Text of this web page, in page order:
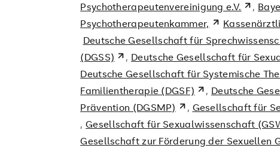
Psychotherapeutenvereinigung e.V.
,
Psychotherapeutenkammer,
Deutsche Gesellschaft für
(DGSS)
, Deutsche Gesellschaft für
Deutsche Gesellschaft für Systemische
Familientherapie (DGSF)
, Deutsche
Prävention (DGSMP)
, Gesellschaft für
, Gesellschaft für Sexualwissenschaft
Gesellschaft zur Förderung der Sexuellen